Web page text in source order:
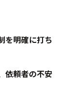
を明確に打ち
依頼者の不安